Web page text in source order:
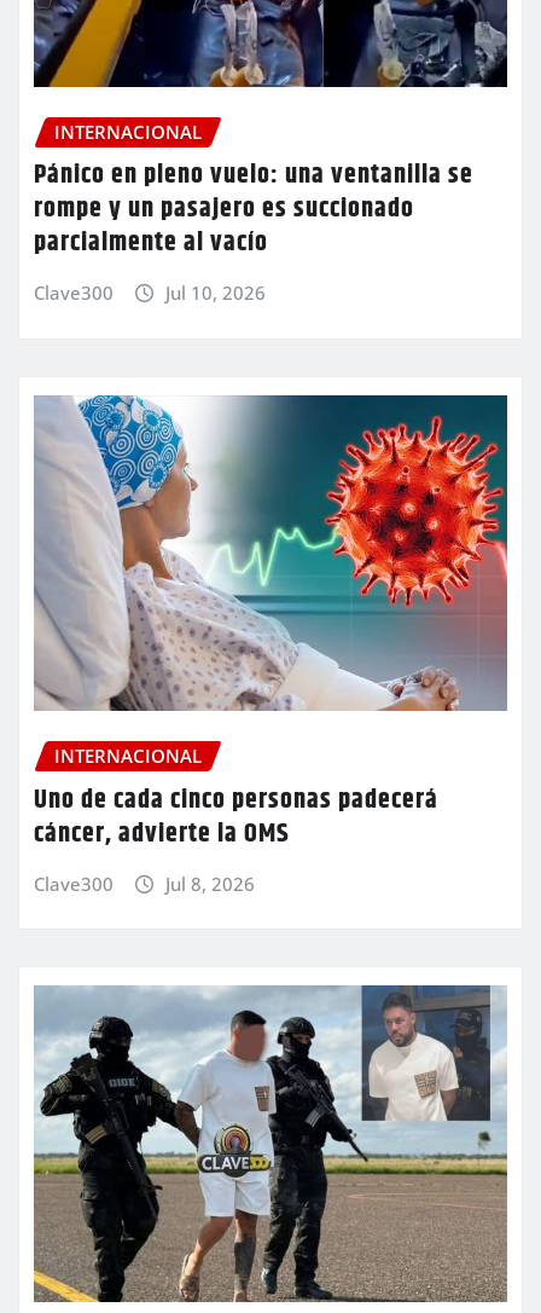
INTERNACIONAL
Pánico en pleno vuelo: una ventanilla se
rompe y un pasajero es succionado
parcialmente al vacío
Clave300 Jul 10, 2026
INTERNACIONAL
Uno de cada cinco personas padecerá
cáncer, advierte la OMS
Clave300 Jul 8, 2026